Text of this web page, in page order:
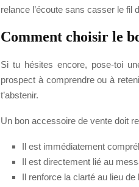
relance l’écoute sans casser le fil
Comment choisir le
Si tu hésites encore, pose-toi
prospect à comprendre ou à
t’abstenir.
Un bon accessoire de vente doit
Il est immédiatement
Il est directement lié au
Il renforce la clarté au lieu de